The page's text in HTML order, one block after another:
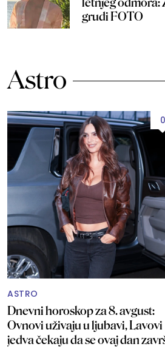
grudi FOTO
Astro
0
ASTRO
Dnevni horoskop za 8. avgust:
Ovnovi uživaju u ljubavi, Lavovi
jedva čekaju da se ovaj dan